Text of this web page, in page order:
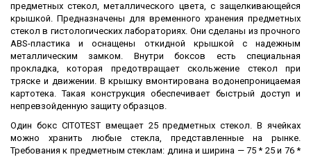
предметных стекол, металлического цвета, с защелкивающейся
крышкой. Предназначены для временного хранения предметных
стекол в гистологических лабораториях. Они сделаны из прочного
ABS-пластика и оснащены откидной крышкой с надежным
металлическим замком. Внутри боксов есть специальная
прокладка, которая предотвращает скольжение стекол при
тряске и движении. В крышку вмонтирована водонепроницаемая
картотека. Такая конструкция обеспечивает быстрый доступ и
непревзойденную защиту образцов.
Один бокс CITOTEST вмещает 25 предметных стекол. В ячейках
можно хранить любые стекла, представленные на рынке.
Требования к предметным стеклам: длина и ширина — 75 * 25 и 76 *